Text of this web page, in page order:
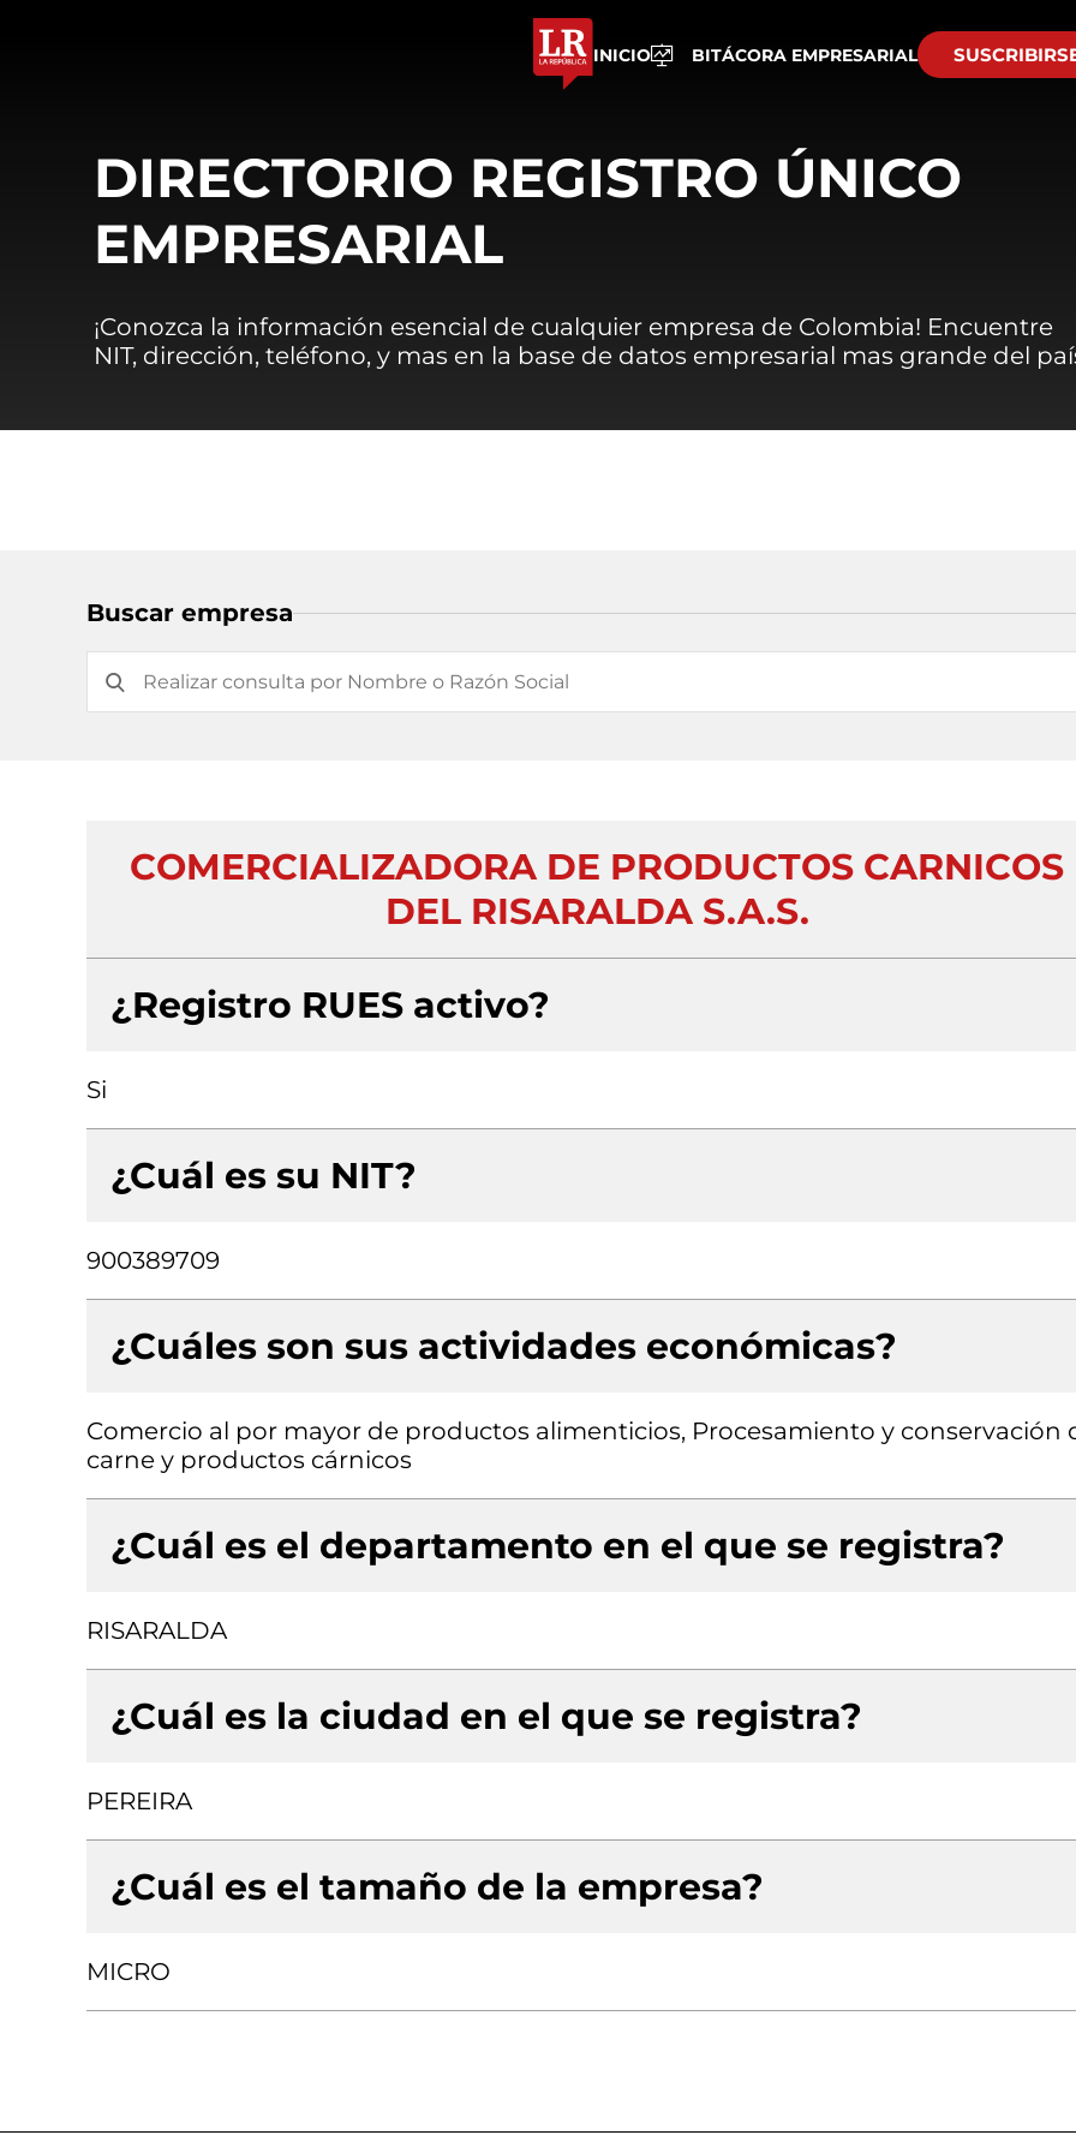
INICIO BITÁCORA EMPRESARIAL
DIRECTORIO REGISTRO ÚNICO
EMPRESARIAL
¡Conozca la información esencial de cualquier empresa de Colombia! Encuentre
NIT, dirección, teléfono, y mas en la base de datos empresarial mas grande del
Buscar empresa
COMERCIALIZADORA DE PRODUCTOS CARNICOS
DEL RISARALDA S.A.S.
¿Registro RUES activo?
Si
¿Cuál es su NIT?
900389709
¿Cuáles son sus actividades económicas?
Comercio al por mayor de productos alimenticios, Procesamiento y conservación
carne y productos cárnicos
¿Cuál es el departamento en el que se registra?
RISARALDA
¿Cuál es la ciudad en el que se registra?
PEREIRA
¿Cuál es el tamaño de la empresa?
MICRO